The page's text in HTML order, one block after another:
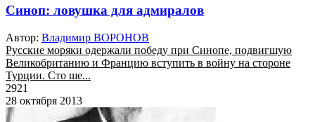
Синоп: ловушка для адмиралов
Автор: Владимир ВОРОНОВ
Русские моряки одержали победу при Синопе, подвигшую
Великобританию и Францию вступить в войну на стороне
Турции. Сто ше...
2921
28 октября 2013